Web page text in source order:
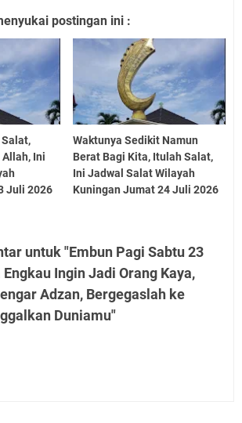
postingan ini :
Ini
Juli 2026
Waktunya Sedikit Namun
Berat Bagi Kita, Itulah Salat,
Ini Jadwal Salat Wilayah
Kuningan Jumat 24 Juli 2026
untuk "Embun Pagi Sabtu 23
Ingin Jadi Orang Kaya,
Adzan, Bergegaslah ke
Duniamu"